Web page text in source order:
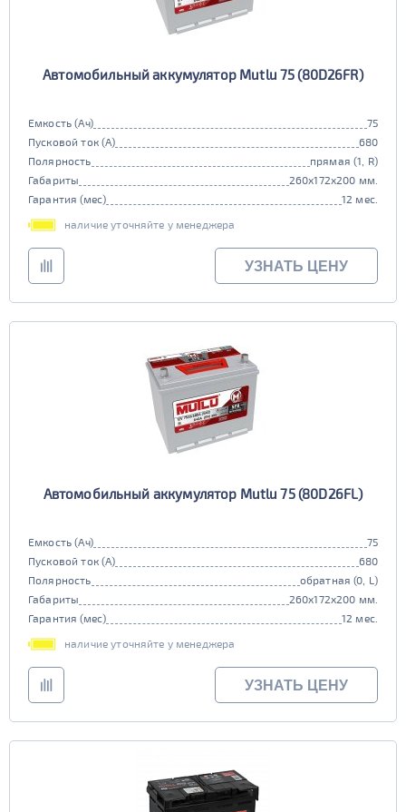
Автомобильный аккумулятор Mutlu 75 (80D26FR)
Емкость (Ач)
75
Пусковой ток (А)
680
Полярность
прямая (1, R)
Габариты
260x172x200 мм.
Гарантия (мес)
12 мес.
наличие уточняйте у менеджера
УЗНАТЬ ЦЕНУ
Автомобильный аккумулятор Mutlu 75 (80D26FL)
Емкость (Ач)
75
Пусковой ток (А)
680
Полярность
обратная (0, L)
Габариты
260x172x200 мм.
Гарантия (мес)
12 мес.
наличие уточняйте у менеджера
УЗНАТЬ ЦЕНУ